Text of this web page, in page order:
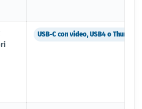
USB-C con video, USB4 o